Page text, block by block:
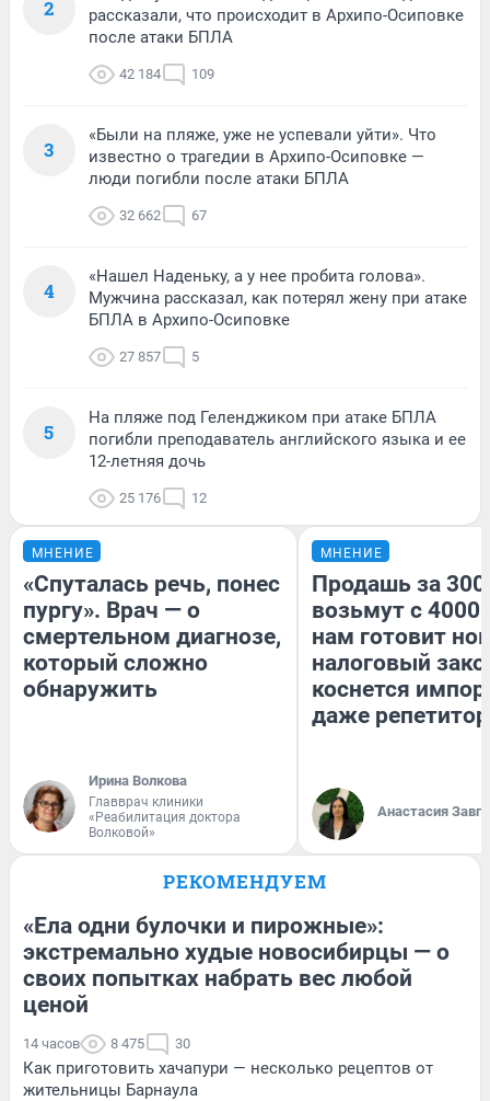
2
рассказали, что происходит в Архипо-Осиповке
после атаки БПЛА
42 184 109
3
«Были на пляже, уже не успевали уйти». Что
известно о трагедии в Архипо-Осиповке —
люди погибли после атаки БПЛА
32 662 67
4
«Нашел Наденьку, а у нее пробита голова».
Мужчина рассказал, как потерял жену при атаке
БПЛА в Архипо-Осиповке
27 857 5
5
На пляже под Геленджиком при атаке БПЛА
погибли преподаватель английского языка и ее
12-летняя дочь
25 176 12
МНЕНИЕ
«Спуталась речь, понес
пургу». Врач — о
смертельном диагнозе,
который сложно
обнаружить
Ирина Волкова
Главврач клиники
«Реабилитация доктора
Волковой»
МНЕНИЕ
Продашь за
возьмут с
нам готовит
налоговый
коснется
даже
Анастасия
РЕКОМЕНДУЕМ
«Ела одни булочки и пирожные»:
экстремально худые новосибирцы — о
своих попытках набрать вес любой
ценой
14 часов 8 475 30
Как приготовить хачапури — несколько рецептов от
жительницы Барнаула